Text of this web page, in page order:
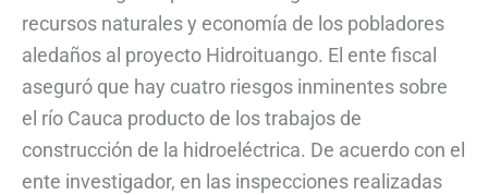
recursos naturales y economía de los pobladores
aledaños al proyecto Hidroituango. El ente fiscal
aseguró que hay cuatro riesgos inminentes sobre
el río Cauca producto de los trabajos de
construcción de la hidroeléctrica. De acuerdo con el
ente investigador, en las inspecciones realizadas